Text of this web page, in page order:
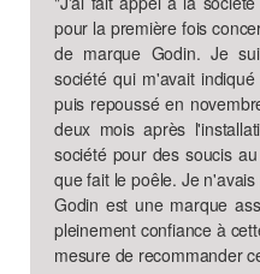
pour la première fois
de marque Godin. Je
société qui m'avait
puis repoussé en
deux mois après
société pour des soucis
que fait le poêle. Je
Godin est une marque
pleinement confiance à
mesure de recommander